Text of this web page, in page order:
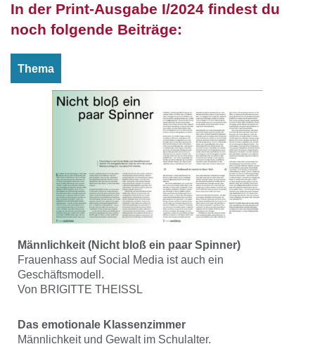
In der Print-Ausgabe I/2024 findest du
noch folgende Beiträge:
Thema
Männlichkeit (Nicht bloß ein paar Spinner)
Frauenhass auf Social Media ist auch ein
Geschäftsmodell.
Von BRIGITTE THEISSL
Das emotionale Klassenzimmer
Männlichkeit und Gewalt im Schulalter.